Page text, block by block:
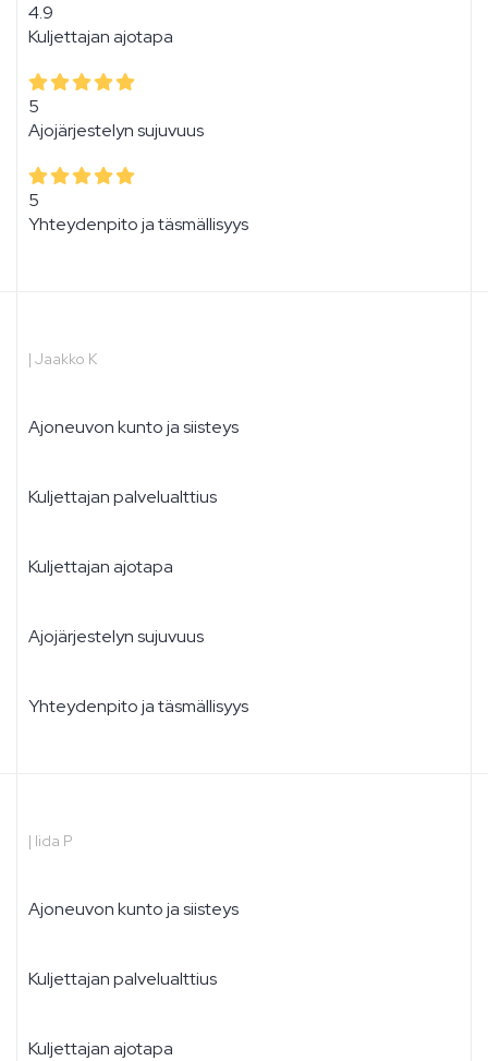
4.9
Kuljettajan ajotapa
5
Ajojärjestelyn sujuvuus
5
Yhteydenpito ja täsmällisyys
| Jaakko K
Ajoneuvon kunto ja siisteys
Kuljettajan palvelualttius
Kuljettajan ajotapa
Ajojärjestelyn sujuvuus
Yhteydenpito ja täsmällisyys
| Iida P
Ajoneuvon kunto ja siisteys
Kuljettajan palvelualttius
Kuljettajan ajotapa